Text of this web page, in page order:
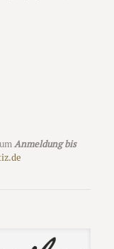
Anmeldung bis